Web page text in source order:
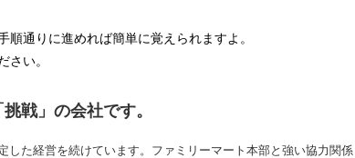
通りに進めれば簡単に覚えられますよ。
さい。
戦」の会社です。
た経営を続けています。ファミリーマート本部と強い協力関係